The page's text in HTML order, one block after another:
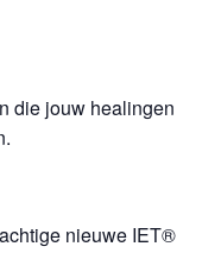
die jouw healingen
nieuwe IET®